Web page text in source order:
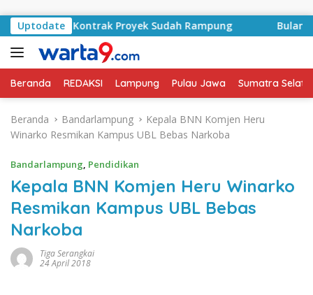
UptodateKontrak Proyek Sudah Rampung Bulan
Beranda REDAKSI Lampung Pulau Jawa Sumatra
Beranda Bandarlampung
Kepala BNN Komjen Heru
Winarko Resmikan Kampus UBL Bebas Narkoba
Bandarlampung, Pendidikan
Kepala BNN Komjen Heru Winarko
Resmikan Kampus UBL Bebas
Narkoba
Tiga Serangkai
24 April 2018